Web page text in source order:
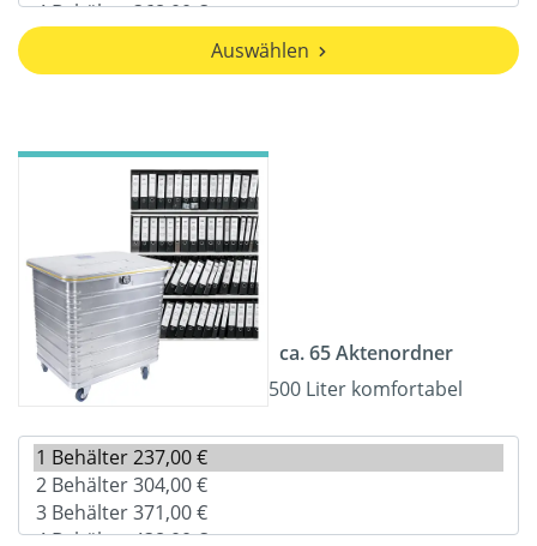
Auswählen
ca. 65 Aktenordner
500 Liter komfortabel